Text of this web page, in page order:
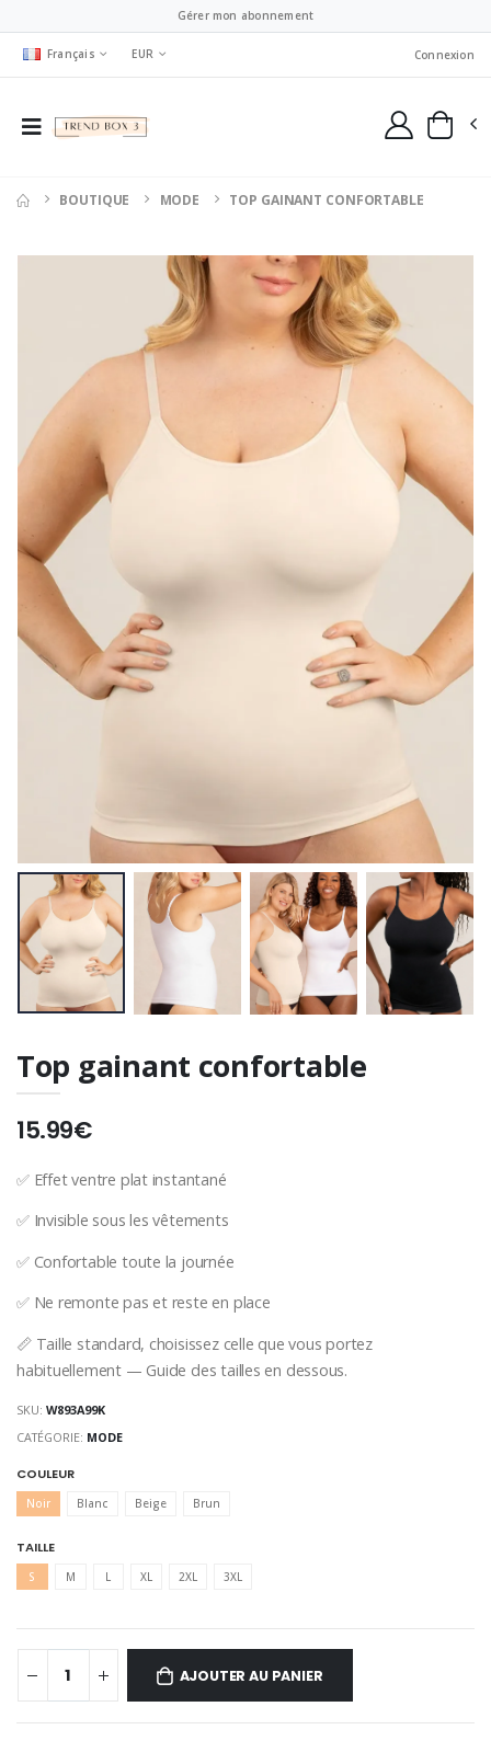
Gérer mon abonnement
Français EUR Connexion
BOUTIQUE MODE TOP GAINANT CONFORTABLE
Top gainant confortable
15.99€
✅ Effet ventre plat instantané
✅ Invisible sous les vêtements
✅ Confortable toute la journée
✅ Ne remonte pas et reste en place
📏 Taille standard, choisissez celle que vous portez
habituellement — Guide des tailles en dessous.
SKU:W893A99K
CATÉGORIE: MODE
COULEUR
Noir Blanc Beige Brun
TAILLE
S M L XL 2XL 3XL
AJOUTER AU PANIER